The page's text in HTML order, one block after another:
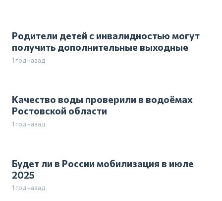
Родители детей с инвалидностью могут
получить дополнительные выходные
1 год назад
Качество воды проверили в водоёмах
Ростовской области
1 год назад
Будет ли в России мобилизация в июле
2025
1 год назад